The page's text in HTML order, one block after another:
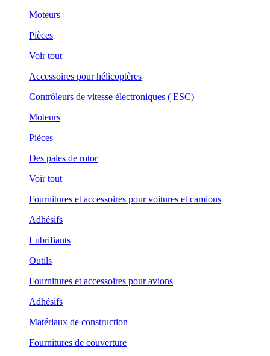
Moteurs
Pièces
Voir tout
Accessoires pour hélicoptères
Contrôleurs de vitesse électroniques ( ESC)
Moteurs
Pièces
Des pales de rotor
Voir tout
Fournitures et accessoires pour voitures et camions
Adhésifs
Lubrifiants
Outils
Fournitures et accessoires pour avions
Adhésifs
Matériaux de construction
Fournitures de couverture